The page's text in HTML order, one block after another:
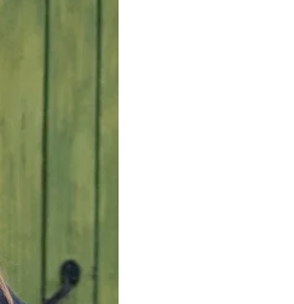
holt die Teilnehmer dort ab,
an ihre Stärken,
Methoden und
Akzeptanz und
wie hier, habe ich
perfekte Coach für diese vier